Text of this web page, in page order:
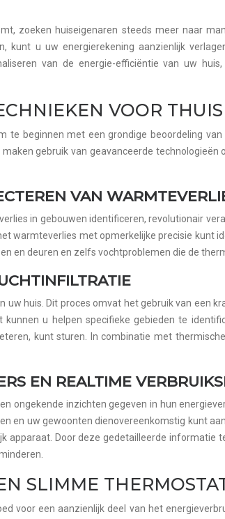
zoeken huiseigenaren steeds meer naar
kunt u uw energierekening aanzienlijk
van de energie-efficiëntie van uw
VOOR THUIS
beginnen met een grondige beoordeling
gebruik van geavanceerde
VAN
in gebouwen identificeren, revolutionair
warmteverlies met opmerkelijke precisie kunt
en deuren en zelfs vochtproblemen die de
huis. Dit proces omvat het gebruik van een
u helpen specifieke gebieden te
kunt sturen. In combinatie met
EN REALTIME
ongekende inzichten gegeven in hun
en uw gewoonten dienovereenkomstig kunt
Door deze gedetailleerde informatie
SLIMME
voor een aanzienlijk deel van het